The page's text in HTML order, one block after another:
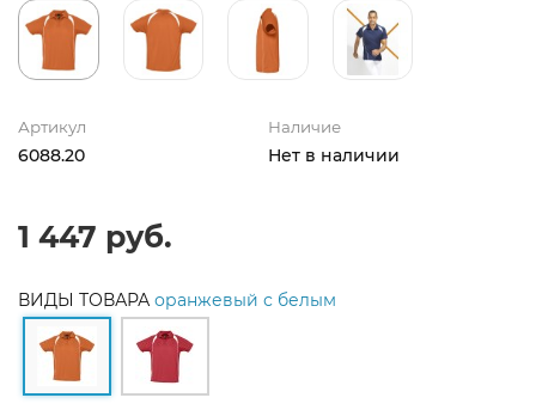
Артикул
6088.20
Наличие
Нет в наличии
1 447 руб.
ВИДЫ ТОВАРА оранжевый с белым